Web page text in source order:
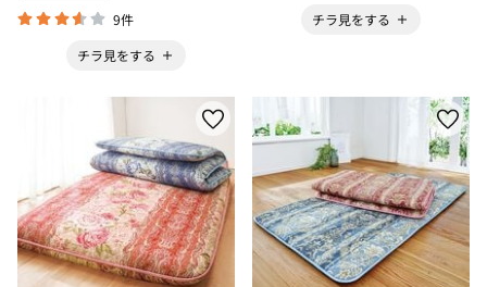
9件
チラ見をする
チラ見をする